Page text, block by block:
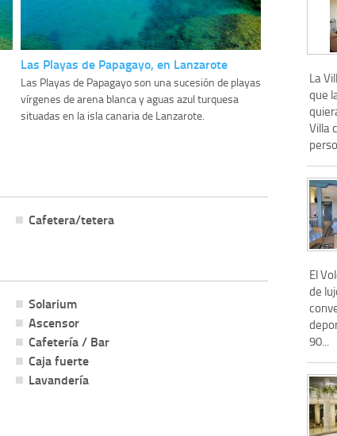
Las Playas de Papagayo, en Lanzarote
Las Playas de Papagayo son una sucesión de playas
vírgenes de arena blanca y aguas azul turquesa
situadas en la isla canaria de Lanzarote.
Cafetera/tetera
Solarium
Ascensor
Cafetería / Bar
Caja fuerte
Lavandería
La
que
Villa
El
de
90...